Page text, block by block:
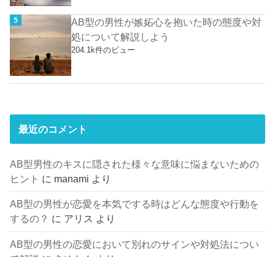
AB型の男性が嫉妬心を抱いた時の態度や対
処について解説しよう
204.1k件のビュー
最近のコメント
AB型男性のキスに隠された様々な意味に悩まないための
ヒント に manami より
AB型の男性が恋愛を本気でする時はどんな態度や行動を
するの？ に アリス より
AB型の男性の恋愛において別れのサインや対処法につい